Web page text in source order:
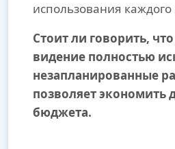
использования каждого
Стоит ли говорить,
видение полностью
незапланированные
позволяет экономить
бюджета.